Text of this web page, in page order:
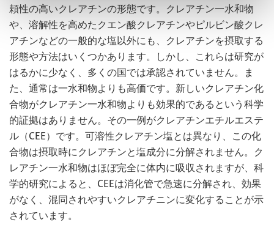
頼性の高いクレアチンの形態です。クレアチン一水和物
や、溶解性を高めたクエン酸クレアチンやピルビン酸クレ
アチンなどの一般的な塩以外にも、クレアチンを摂取する
形態や方法はいくつかあります。しかし、これらは研究が
はるかに少なく、多くの国では承認されていません。ま
た、通常は一水和物よりも高価です。新しいクレアチン化
合物がクレアチン一水和物よりも効果的であるという科学
的証拠はありません。その一例がクレアチンエチルエステ
ル（CEE）です。可溶性クレアチン塩とは異なり、この化
合物は摂取時にクレアチンと塩成分に分解されません。ク
レアチン一水和物はほぼ完全に体内に吸収されますが、科
学的研究によると、CEEは消化管で急速に分解され、効果
がなく、混同されやすいクレアチニンに変化することが示
されています。